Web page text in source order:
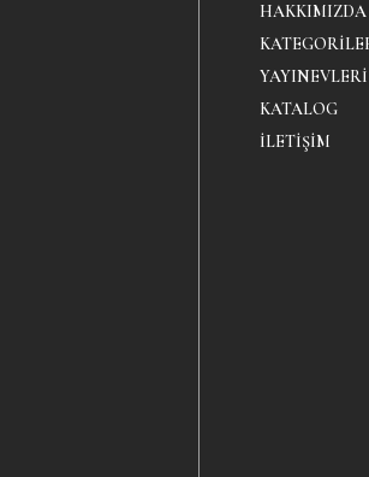
HAKKIMIZDA
YAYINEVLERI
KATALOG
İLETIŞIM